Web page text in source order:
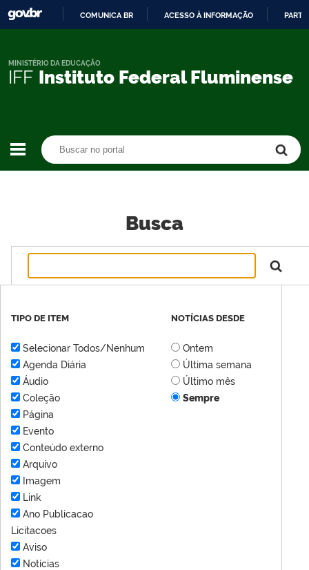
CONTEÚDO
COMUNICA BR ACESSO À INFORMAÇÃO
IFF Instituto Federal Fluminense
MINISTÉRIO DA EDUCAÇÃO
Busca
TIPO DE ITEM
Selecionar Todos/Nenhum
Agenda Diária
Áudio
Coleção
Página
Evento
Conteúdo externo
Arquivo
Imagem
Link
Ano Publicacao
Licitacoes
Aviso
Notícias
NOTÍCIAS DESDE
Ontem
Última semana
Último mês
Sempre